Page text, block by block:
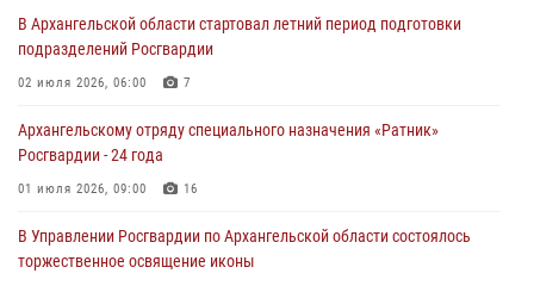
В Архангельской области стартовал летний период подготовки
подразделений Росгвардии
02 июля 2026, 06:00 7
Архангельскому отряду специального назначения «Ратник»
Росгвардии - 24 года
01 июля 2026, 09:00 16
В Управлении Росгвардии по Архангельской области состоялось
торжественное освящение иконы